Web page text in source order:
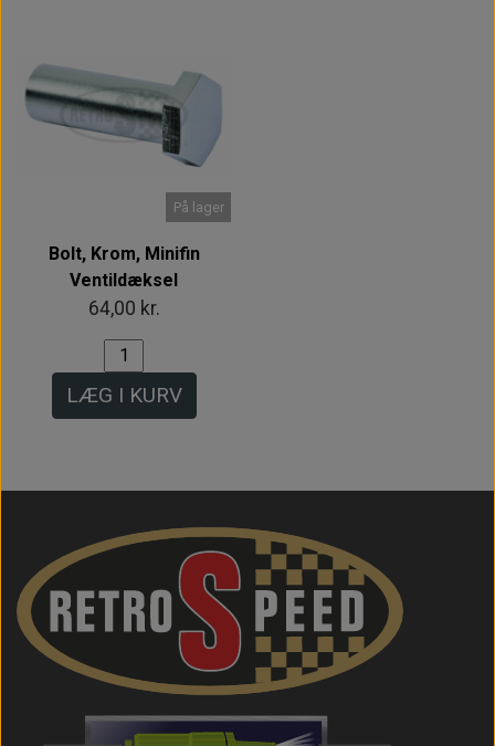
På lager
Bolt, Krom, Minifin
Ventildæksel
64,00 kr.
LÆG I KURV